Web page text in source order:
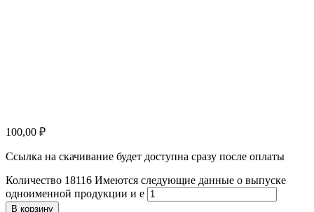
100,00 ₽
Ссылка на скачивание будет доступна сразу после оплаты
Количество 18116 Имеются следующие данные о выпуске
одноименной продукции и е
В корзину